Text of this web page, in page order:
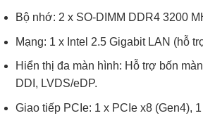
Bộ nhớ: 2 x SO-DIMM DDR4 3200
Mạng: 1 x Intel 2.5 Gigabit LAN (hỗ
Hiển thị đa màn hình: Hỗ trợ bốn
DDI, LVDS/eDP.
Giao tiếp PCIe: 1 x PCIe x8 (Gen4),